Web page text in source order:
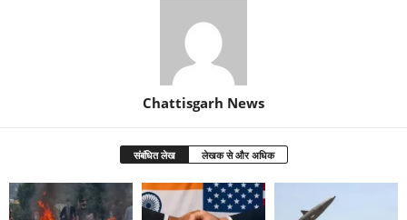
Chattisgarh News
संबंधित लेख लेखक से और अधिक